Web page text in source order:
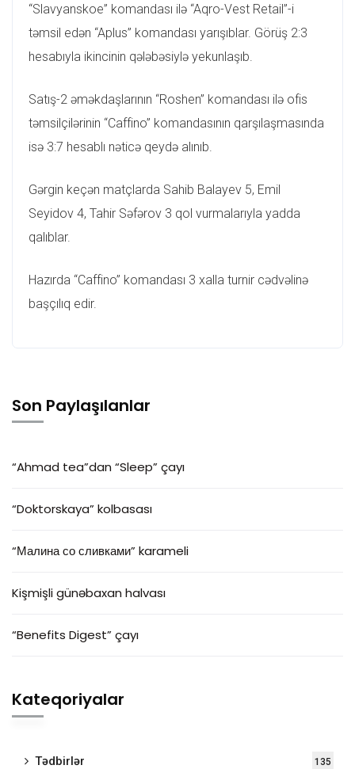
“Slavyanskoe” komandası ilə “Aqro-Vest Retail”-i
təmsil edən “Aplus” komandası yarışıblar. Görüş 2:3
hesabıyla ikincinin qələbəsiylə yekunlaşıb.
Satış-2 əməkdaşlarının “Roshen” komandası ilə ofis
təmsilçilərinin “Caffino” komandasının qarşılaşmasında
isə 3:7 hesablı nəticə qeydə alınıb.
Gərgin keçən matçlarda Sahib Balayev 5, Emil
Seyidov 4, Tahir Səfərov 3 qol vurmalarıyla yadda
qalıblar.
Hazırda “Caffino” komandası 3 xalla turnir cədvəlinə
başçılıq edir.
Son Paylaşılanlar
“Ahmad tea”dan “Sleep” çayı
“Doktorskaya” kolbasası
“Малина со сливками” karameli
Kişmişli günəbaxan halvası
“Benefits Digest” çayı
Kateqoriyalar
Tədbirlər 135